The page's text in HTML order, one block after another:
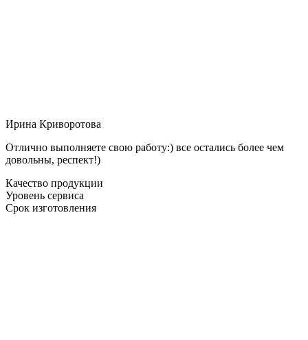
Ирина Криворотова
Отлично выполняете свою работу:) все остались более чем
довольны, респект!)
Качество продукции
Уровень сервиса
Срок изготовления